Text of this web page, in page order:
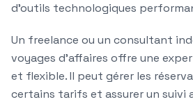
d'outils technologiques
Un freelance ou un consultant
voyages d'affaires offre une
et flexible. Il peut gérer les
certains tarifs et assurer un suivi